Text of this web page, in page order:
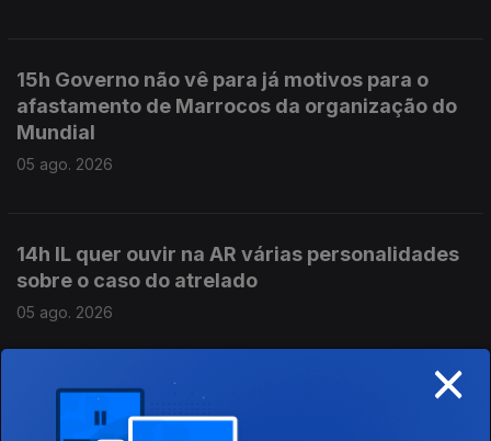
15h Governo não vê para já motivos para o
afastamento de Marrocos da organização do
Mundial
05 ago. 2026
14h IL quer ouvir na AR várias personalidades
sobre o caso do atrelado
05 ago. 2026
13h Sem um reforço da defesa anti-aérea a
Ucrânia vai passar por momentos muitos
×